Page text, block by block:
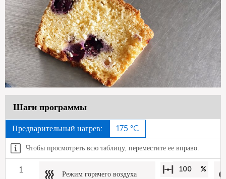
Шаги программы
Предварительный нагрев: 175 °C
Чтобы просмотреть всю таблицу, переместите ее вправо.
1 Режим горячего воздуха
100 %